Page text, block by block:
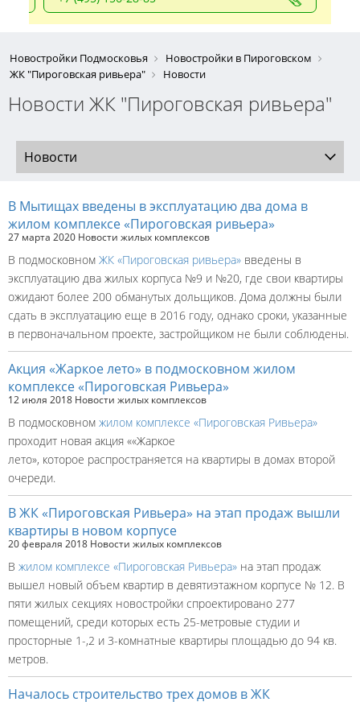
Новостройки Подмосковья
Новостройки в Пироговском
ЖК "Пироговская ривьера"
Новости
Новости ЖК "Пироговская ривьера"
Новости
В Мытищах введены в эксплуатацию два дома в
жилом комплексе «Пироговская ривьера»
27 марта 2020 Новости жилых комплексов
В подмосковном ЖК «Пироговская ривьера» введены в
эксплуатацию два жилых корпуса №9 и №20, где свои квартиры
ожидают более 200 обманутых дольщиков. Дома должны были
сдать в эксплуатацию еще в 2016 году, однако сроки, указанные
в первоначальном проекте, застройщиком не были соблюдены.
Акция «Жаркое лето» в подмосковном жилом
комплексе «Пироговская Ривьера»
12 июля 2018 Новости жилых комплексов
В подмосковном жилом комплексе «Пироговская Ривьера»
проходит новая акция ««Жаркое
лето», которое распространяется на квартиры в домах второй
очереди.
В ЖК «Пироговская Ривьера» на этап продаж вышли
квартиры в новом корпусе
20 февраля 2018 Новости жилых комплексов
В жилом комплексе «Пироговская Ривьера» на этап продаж
вышел новый объем квартир в девятиэтажном корпусе № 12. В
пяти жилых секциях новостройки спроектировано 277
помещений, среди которых есть 25-метровые студии и
просторные 1-,2 и 3-комнатные квартиры площадью до 94 кв.
метров.
Началось строительство трех домов в ЖК